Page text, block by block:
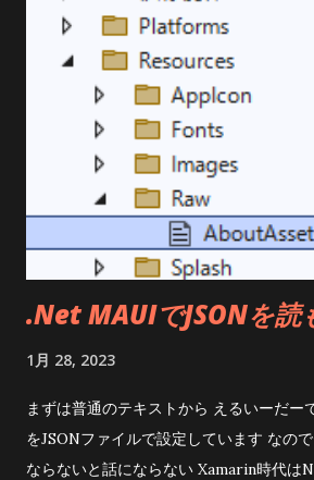
何で他のブラウザーは対応してくれない
自分の狙ったとおりになっていたらファ
この後編集したので項目名が変ですけど
か名前を付けてResources/Raw/ に配
プロパティを確認してMauiAssetになっ
ってなかったらMauiAssetに修正 で、ち
能 こちらのページ で紹介されていたのだ
の中身をクリップボードにコピーして
して貼り付け」→「JSONをクラスとして
と 先頭にusingを入れる useiusing
System.Text.Json.Serialization; p...
.Net MAUIでJSONを
1月 28, 2023
まずは普通のテキストから えるいーだー
をJSONファイルで設定しています なの
ならないと話にならない Xamarin時代